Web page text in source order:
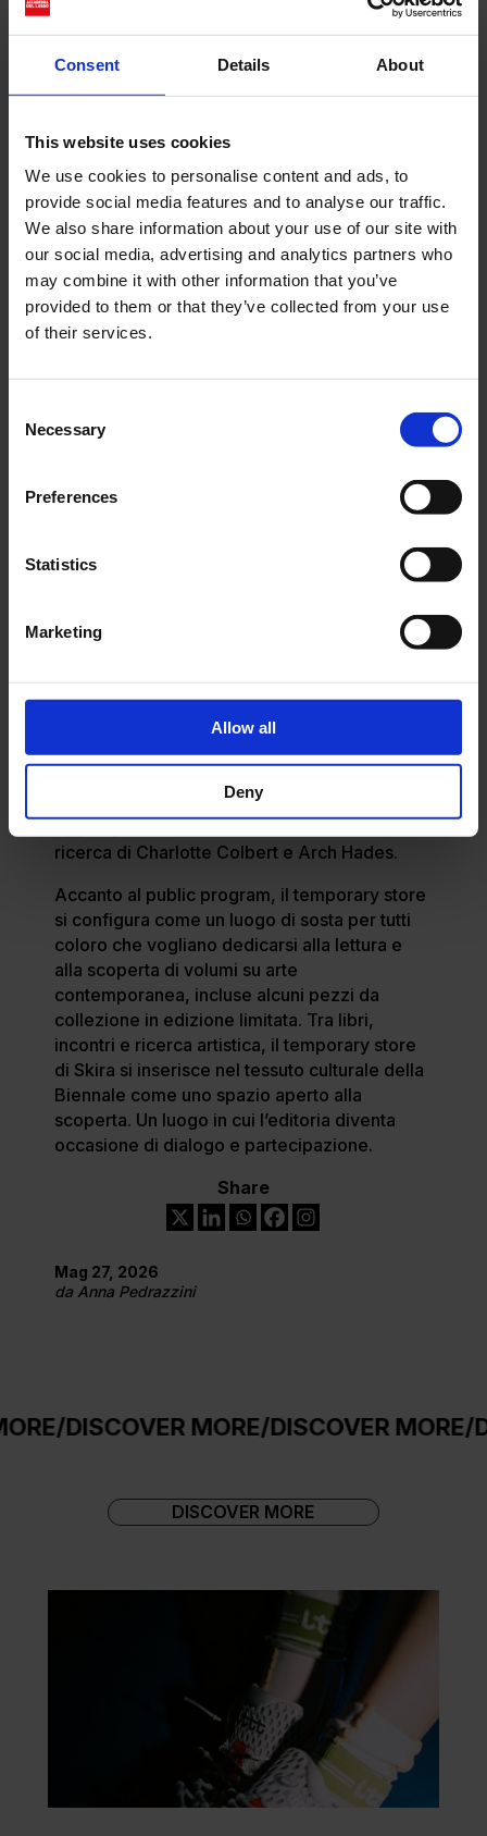
Consent Details About
This website uses cookies
We use cookies to personalise content and ads, to
provide social media features and to analyse our traffic.
We also share information about your use of our site with
our social media, advertising and analytics partners who
may combine it with other information that you’ve
provided to them or that they’ve collected from your use
of their services.
Selection
Necessary
Preferences
Statistics
Marketing
Allow all
Deny
per coinvolgere la scena
Il progetto del temporary store nasce con
dialogo culturale. È infatti previsto un publico
program che coinvolge artisti, curatori e
internazionale. La casa editrice stessa ha
realizzato diversi volumi e cataloghi dedicati
essi, le pubblicazioni ufficiali dei Padiglioni
Nazionali di Bahamas e Malta. Skira ha
realizzato inoltre le monografie e cataloghi di
presso le Gallerie dell’Accademia. Ad essi si
aggiungono volumi di approfondimento sulla
ricerca di Charlotte Colbert e Arch Hades.
Accanto al public program, il temporary store
si configura come un luogo di sosta per tutti
coloro che vogliano dedicarsi alla lettura e
alla scoperta di volumi su arte
contemporanea, incluse alcuni pezzi da
collezione in edizione limitata. Tra libri,
incontri e ricerca artistica, il temporary store
di Skira si inserisce nel tessuto culturale della
Biennale come uno spazio aperto alla
scoperta. Un luogo in cui l’editoria diventa
occasione di dialogo e partecipazione.
Share
Mag 27, 2026
da Anna Pedrazzini
MORE /DISCOVER MORE /
DISCOVER MORE